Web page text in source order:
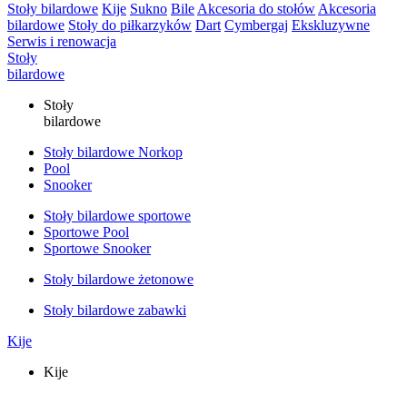
Stoły bilardowe Kije Sukno Bile Akcesoria do stołów Akcesoria
bilardowe Stoły do piłkarzyków Dart Cymbergaj Ekskluzywne
Serwis i renowacja
Stoły
bilardowe
Stoły
bilardowe
Stoły bilardowe Norkop
Pool
Snooker
Stoły bilardowe sportowe
Sportowe Pool
Sportowe Snooker
Stoły bilardowe żetonowe
Stoły bilardowe zabawki
Kije
Kije